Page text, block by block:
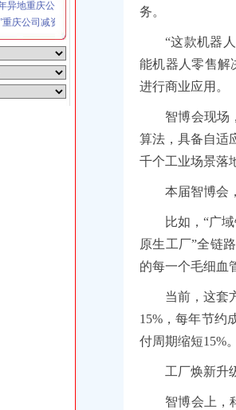
异地重庆公司减资代办贷款突破7.48亿元
庆公司减资规则守护外卖食品安全
务。
“这款机器
能机器人零售解
进行商业应用。
智博会现场
算法，具备自适
千个工业场景落
本届智博会
比如，“广
原生工厂”全链
的每一个毛细血
当前，这套
15%，每年节约
付周期缩短15%
工厂焕新升
智博会上，